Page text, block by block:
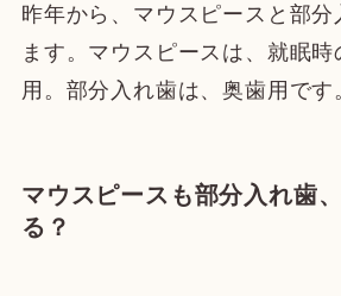
昨年から、マウスピースと部分
ます。マウスピースは、就眠
用。部分入れ歯は、奥歯用です
マウスピースも部分入れ歯
る？